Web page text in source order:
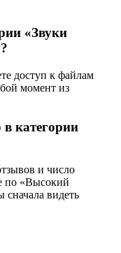
«Звуки
доступ к файлам
момент из
категории
и число
по «Высокий
видеть